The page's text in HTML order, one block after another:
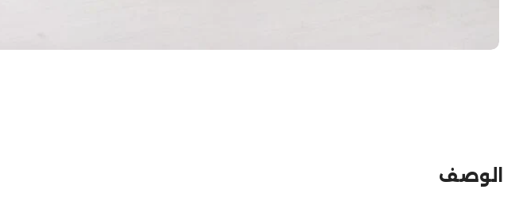
الوصف